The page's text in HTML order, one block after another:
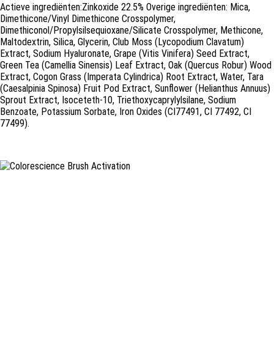
Actieve ingrediënten:Zinkoxide 22.5% Overige ingrediënten: Mica,
Dimethicone/Vinyl Dimethicone Crosspolymer,
Dimethiconol/Propylsilsequioxane/Silicate Crosspolymer, Methicone,
Maltodextrin, Silica, Glycerin, Club Moss (Lycopodium Clavatum)
Extract, Sodium Hyaluronate, Grape (Vitis Vinifera) Seed Extract,
Green Tea (Camellia Sinensis) Leaf Extract, Oak (Quercus Robur) Wood
Extract, Cogon Grass (Imperata Cylindrica) Root Extract, Water, Tara
(Caesalpinia Spinosa) Fruit Pod Extract, Sunflower (Helianthus Annuus)
Sprout Extract, Isoceteth-10, Triethoxycaprylylsilane, Sodium
Benzoate, Potassium Sorbate, Iron Oxides (CI77491, CI 77492, CI
77499).